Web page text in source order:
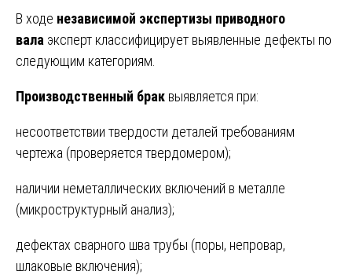
В ходе независимой экспертизы приводного
вала эксперт классифицирует выявленные дефекты по
следующим категориям.
Производственный брак выявляется при:
несоответствии твердости деталей требованиям
чертежа (проверяется твердомером);
наличии неметаллических включений в металле
(микроструктурный анализ);
дефектах сварного шва трубы (поры, непровар,
шлаковые включения);